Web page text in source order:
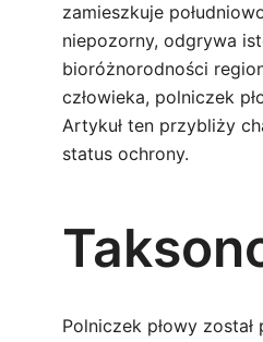
zamieszkuje
niepozorny, odgrywa
bioróżnorodności
człowieka, polniczek
Artykuł ten przybliży
status ochrony.
Polniczek płowy